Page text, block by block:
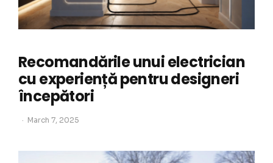
Recomandările unui electrician
cu experiență pentru designeri
începători
March 7, 2025